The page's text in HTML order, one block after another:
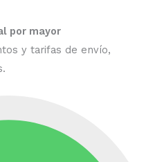
por mayor
y tarifas de envío,